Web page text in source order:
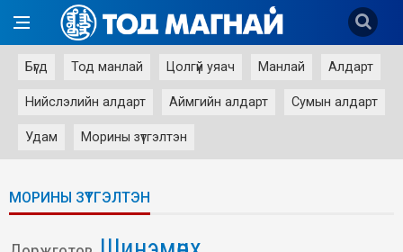
Бүгд Тод манлай Цолгүй уяач Манлай Алдарт
Нийслэлийн алдарт Аймгийн алдарт Сумын алдарт
Удам Морины зүтгэлтэн
МОРИНЫ ЗҮТГЭЛТЭН